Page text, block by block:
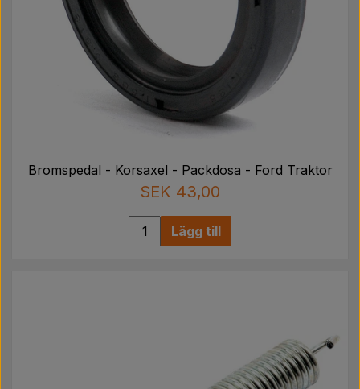
Bromspedal - Korsaxel - Packdosa - Ford Traktor
SEK 43,00
Lägg till